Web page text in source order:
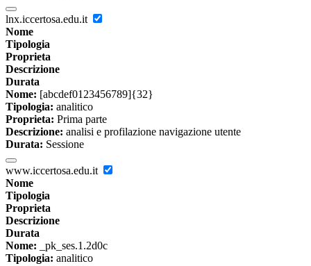
lnx.iccertosa.edu.it
Nome
Tipologia
Proprieta
Descrizione
Durata
Nome: [abcdef0123456789]{32}
Tipologia: analitico
Proprieta: Prima parte
Descrizione: analisi e profilazione navigazione utente
Durata: Sessione
www.iccertosa.edu.it
Nome
Tipologia
Proprieta
Descrizione
Durata
Nome: _pk_ses.1.2d0c
Tipologia: analitico